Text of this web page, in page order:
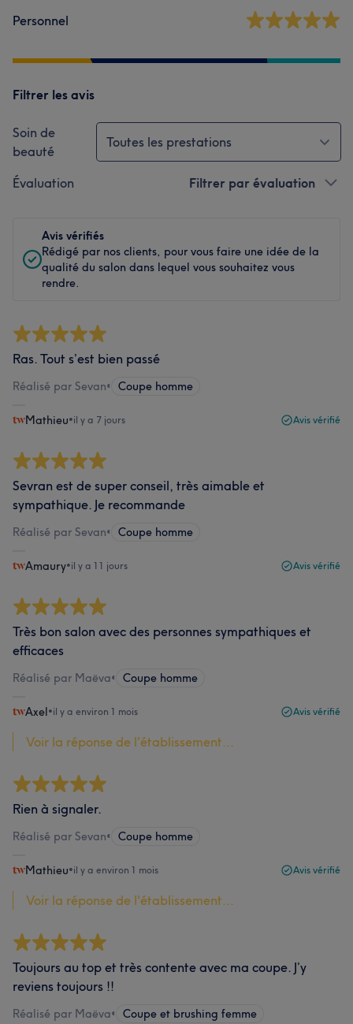
Personnel
Filtrer les avis
Soin de
beauté
Toutes les prestations
Évaluation Filtrer par évaluation
Avis vérifiés
Rédigé par nos clients, pour vous faire une idée de la
qualité du salon dans lequel vous souhaitez vous
rendre.
Ras. Tout s’est bien passé
Réalisé par Sevan• Coupe homme
Mathieu•il y a 7 jours Avis vérifié
Sevran est de super conseil, très aimable et
sympathique. Je recommande
Réalisé par Sevan• Coupe homme
Amaury•il y a 11 jours Avis vérifié
Très bon salon avec des personnes sympathiques et
efficaces
Réalisé par Maëva• Coupe homme
Axel•il y a environ 1 mois Avis vérifié
Voir la réponse de l'établissement...
Rien à signaler.
Réalisé par Sevan• Coupe homme
Mathieu•il y a environ 1 mois Avis vérifié
Voir la réponse de l'établissement...
Toujours au top et très contente avec ma coupe. J’y
reviens toujours !!
Réalisé par Maëva• Coupe et brushing femme